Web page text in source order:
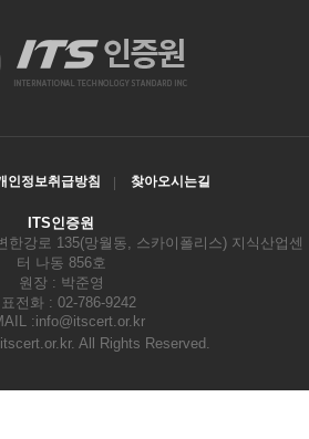
인정보취급방침 찾아오시는길
ITS인증원
한강로 135(망월동, 스카이폴리스) 지식산업센
터 나동 856호
원장 : 박준영
전화 : 02-786-9242
:info@itscert.or.kr
All Rights Reserved.